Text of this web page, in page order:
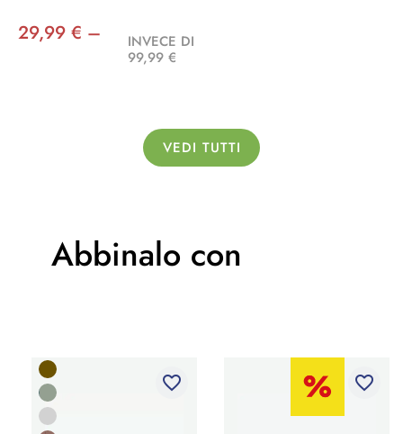
29,99 € –
INVECE DI
99,99 €
VEDI TUTTI
Abbinalo con
favorite_border favorite_border